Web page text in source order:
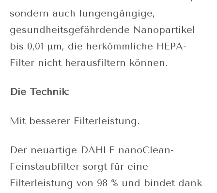
sondern auch lungengängige,
gesundheitsgefährdende Nanopartikel
bis 0,01 µm, die herkömmliche HEPA-
Filter nicht herausfiltern können.
Die Technik:
Mit besserer Filterleistung.
Der neuartige DAHLE nanoClean-
Feinstaubfilter sorgt für eine
Filterleistung von 98 % und bindet dank